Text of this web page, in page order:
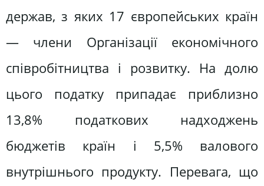
держав, з яких 17 європейських країн
— члени Організації економічного
співробітництва і розвитку. На долю
цього податку припадає приблизно
13,8% податкових надходжень
бюджетів країн і 5,5% валового
внутрішнього продукту. Перевага, що